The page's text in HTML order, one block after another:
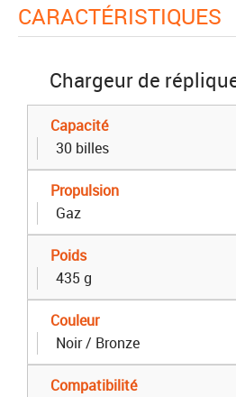
CARACTÉRISTIQUES
Chargeur de
Capacité
30 billes
Propulsion
Gaz
Poids
435 g
Couleur
Noir / Bronze
Compatibilité